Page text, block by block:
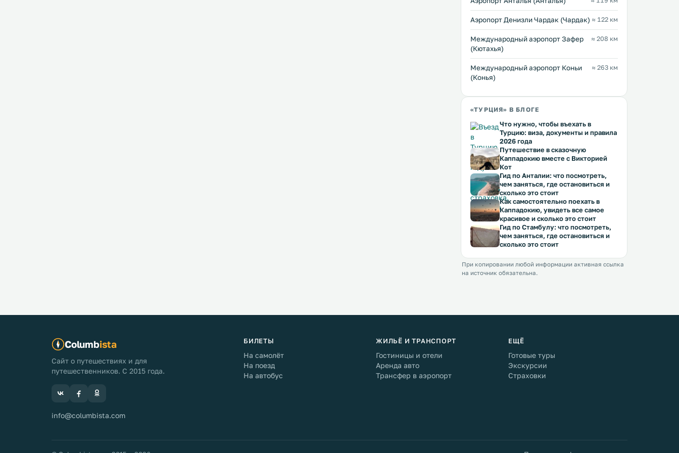
Аэропорт Денизли Чардак (Чардак) ≈ 122 км
Международный аэропорт Зафер
(Кютахья)
≈ 208 км
Международный аэропорт Коньи
(Конья)
≈ 263 км
«ТУРЦИЯ» В БЛОГЕ
Что нужно, чтобы въехать в
Турцию: виза, документы и правила
2026 года
Путешествие в сказочную
Каппадокию вместе с Викторией
Кот
Гид по Анталии: что посмотреть,
чем заняться, где остановиться и
сколько это стоит
Как самостоятельно поехать в
Каппадокию, увидеть все самое
красивое и сколько это стоит
Гид по Стамбулу: что посмотреть,
чем заняться, где остановиться и
сколько это стоит
При копировании любой информации активная ссылка
на источник обязательна.
Columbista
Сайт о путешествиях и для
путешественников. С 2015 года.
info@columbista.com
БИЛЕТЫ
На самолёт
На поезд
На автобус
ЖИЛЬЁ И ТРАНСПОРТ
Гостиницы и отели
Аренда авто
Трансфер в аэропорт
ЕЩЁ
Готовые туры
Экскурсии
Страховки